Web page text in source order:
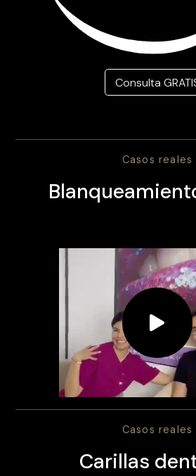
Consulta
Casos reales
Casos reales
Carillas